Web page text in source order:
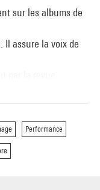
sur les albums de
Il assure la voix de
par la revue
slam, et il est
Performance